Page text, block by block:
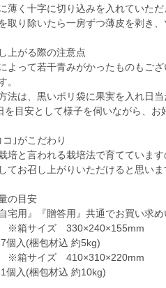
薄く十字に切り込みを入れていただ
取り除いたら一房ずつ薄皮を剥き
上がる際の注意点
よって若干青みがかったものもご
。
法は、黒いポリ袋に果実を入れ日
を目安として様子を伺いながら、お
｣がこだわり
培と言われる栽培法で育てていま
てお召し上がりいただけると思いま
の目安
自宅用』『贈答用』共通でお買い求め
※箱サイズ 330×240×155mm
個入(梱包材込 約5kg)
※箱サイズ 410×310×220mm
個入(梱包材込 約10kg)